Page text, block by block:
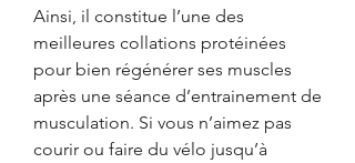
Ainsi, il constitue l’une des
meilleures collations protéinées
pour bien régénérer ses muscles
après une séance d’entrainement de
musculation. Si vous n’aimez pas
courir ou faire du vélo jusqu’à